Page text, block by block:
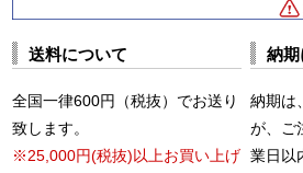
送料について
全国一律600円（税抜）でお送り
致します。
※25,000円(税抜)以上お買い上げ
納期
納期は
が、ご
業日以